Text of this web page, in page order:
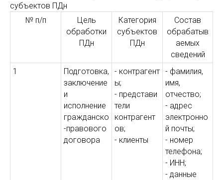
субъектов ПДн
№ п/п
Цель
обработки
ПДн
Категория
субъектов
ПДн
Состав
обрабатыв
аемых
сведений
1
Подготовка,
заключение
и
исполнение
гражданско
-правового
договора
- контрагент
ы;
- представи
тели
контрагент
ов;
- клиенты
- фамилия,
имя,
отчество;
- адрес
электронно
й почты;
- номер
телефона;
- ИНН;
- данные